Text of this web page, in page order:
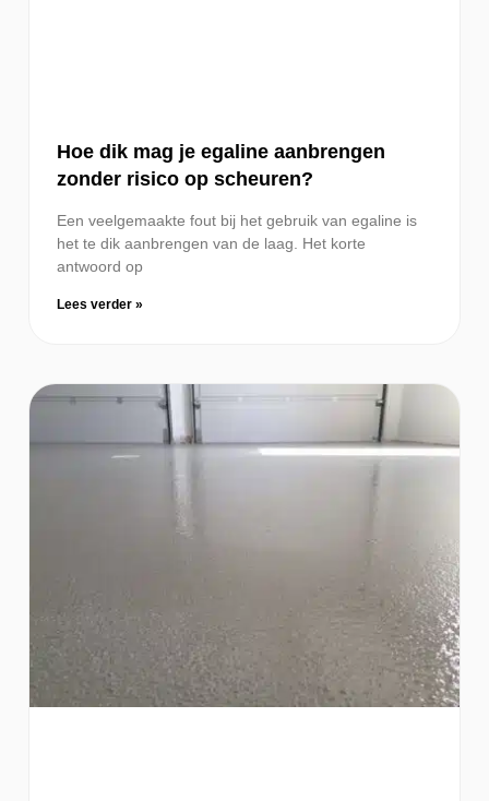
Hoe dik mag je egaline aanbrengen
zonder risico op scheuren?
Een veelgemaakte fout bij het gebruik van egaline is
het te dik aanbrengen van de laag. Het korte
antwoord op
Lees verder »